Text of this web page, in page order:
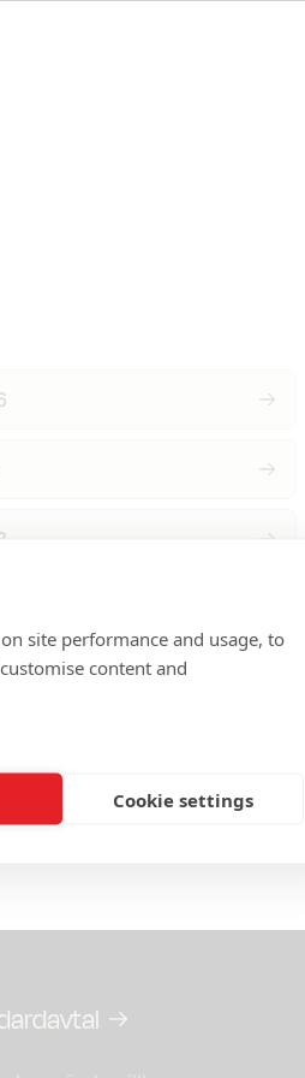
2024–2025
site performance and usage, to
content and
Cookie settings